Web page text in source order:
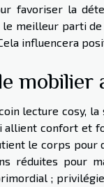
favoriser la
meilleur parti
influencera
mobilier
lecture cosy,
allient confort et
le corps pour
réduites pour
;